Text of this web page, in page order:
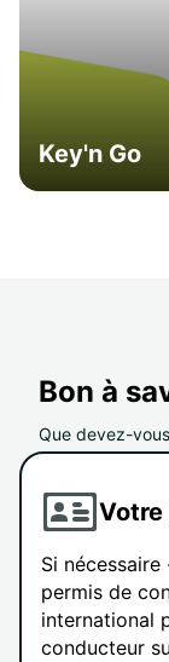
Key'n Go
Bon à
Que devez-
Votre
Si
permis de
international
conducteur